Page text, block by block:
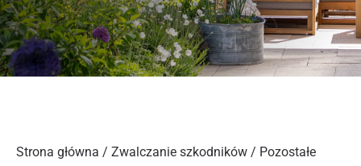
Strona główna / Zwalczanie szkodników / Pozostałe